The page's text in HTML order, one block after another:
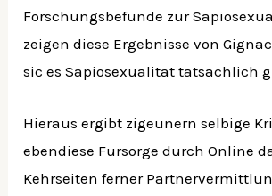
Forschungsbefunde zur
zeigen diese Ergebnisse von
sic es Sapiosexualitat tatsachlich
Hieraus ergibt zigeunern selbige
ebendiese Fursorge durch Online
Kehrseiten ferner